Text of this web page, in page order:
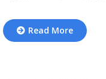
Read More